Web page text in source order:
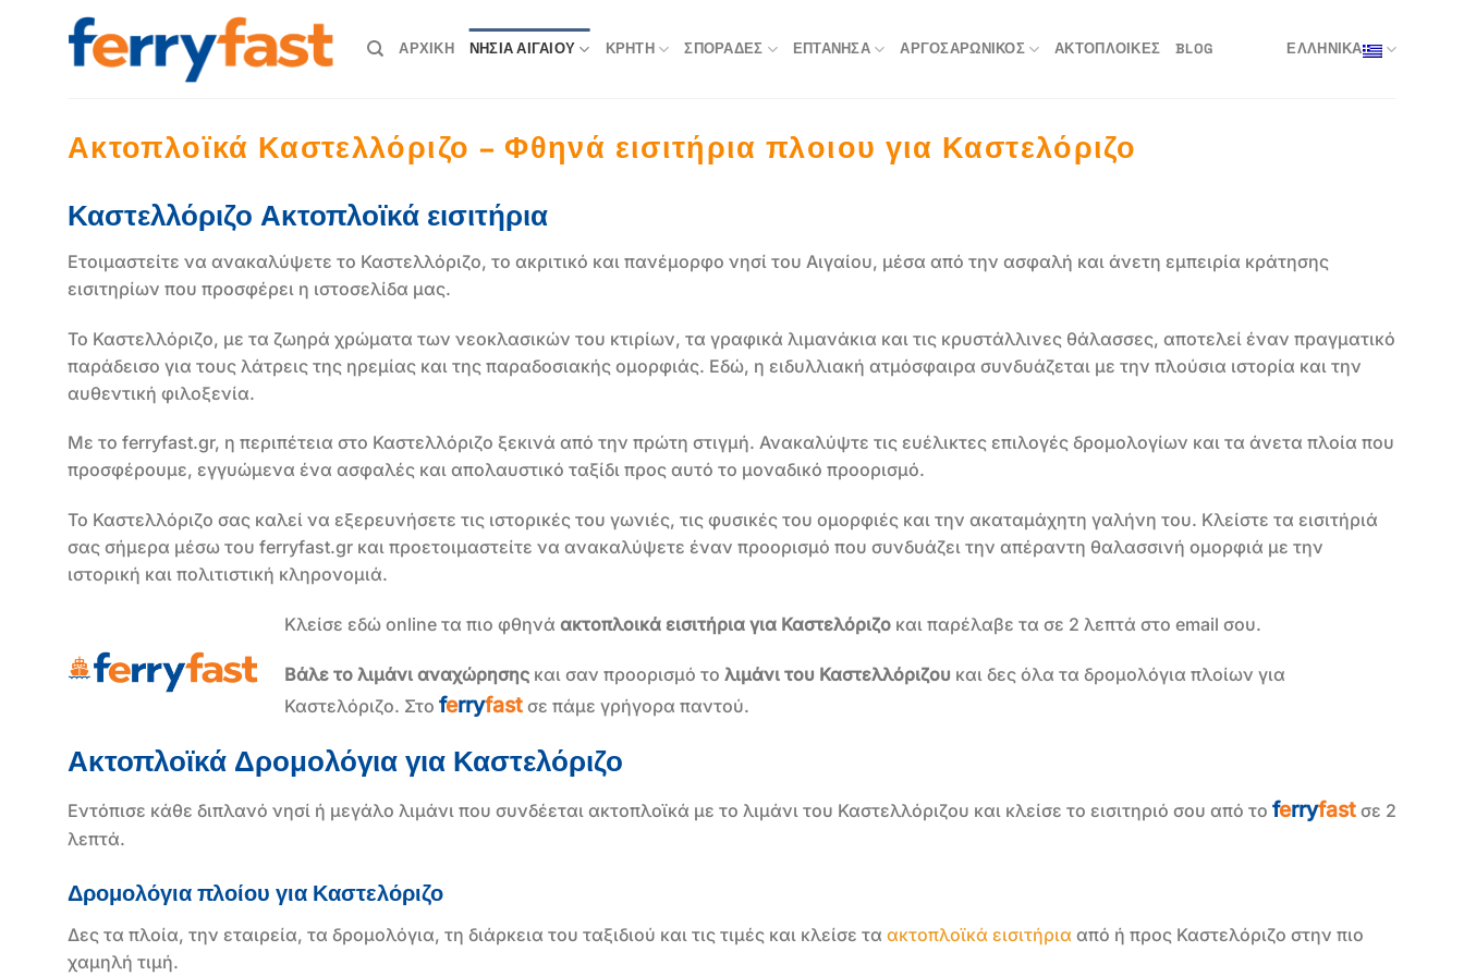
Μετάβαση
περιεχόμενο
ΑΡΧΙΚΗ ΝΗΣΙΆ ΑΙΓΑΊΟΥ ΚΡΉΤΗ ΣΠΟΡΆΔΕΣ ΕΠΤΆΝΗΣΑ ΑΡΓΟΣΑΡΩΝΙΚΌΣ ΑΚΤΟΠΛΟΙΚΈΣ BLOG ΕΛΛΗΝΙΚΑ
Ακτοπλοϊκά Καστελλόριζο – Φθηνά εισιτήρια πλοιου για Καστελόριζο
Καστελλόριζο Ακτοπλοϊκά εισιτήρια
Ετοιμαστείτε να ανακαλύψετε το Καστελλόριζο, το ακριτικό και πανέμορφο νησί του Αιγαίου, μέσα από την ασφαλή και άνετη εμπειρία κράτησης
εισιτηρίων που προσφέρει η ιστοσελίδα μας.
Το Καστελλόριζο, με τα ζωηρά χρώματα των νεοκλασικών του κτιρίων, τα γραφικά λιμανάκια και τις κρυστάλλινες θάλασσες, αποτελεί έναν πραγματικό
παράδεισο για τους λάτρεις της ηρεμίας και της παραδοσιακής ομορφιάς. Εδώ, η ειδυλλιακή ατμόσφαιρα συνδυάζεται με την πλούσια ιστορία και την
αυθεντική φιλοξενία.
Με το ferryfast.gr, η περιπέτεια στο Καστελλόριζο ξεκινά από την πρώτη στιγμή. Ανακαλύψτε τις ευέλικτες επιλογές δρομολογίων και τα άνετα πλοία που
προσφέρουμε, εγγυώμενα ένα ασφαλές και απολαυστικό ταξίδι προς αυτό το μοναδικό προορισμό.
Το Καστελλόριζο σας καλεί να εξερευνήσετε τις ιστορικές του γωνιές, τις φυσικές του ομορφιές και την ακαταμάχητη γαλήνη του. Κλείστε τα εισιτήριά
σας σήμερα μέσω του ferryfast.gr και προετοιμαστείτε να ανακαλύψετε έναν προορισμό που συνδυάζει την απέραντη θαλασσινή ομορφιά με την
ιστορική και πολιτιστική κληρονομιά.
Κλείσε εδώ online τα πιο φθηνά ακτοπλοικά εισιτήρια για Καστελόριζο και παρέλαβε τα σε 2 λεπτά στο email σου.
Βάλε το λιμάνι αναχώρησης και σαν προορισμό το λιμάνι του Καστελλόριζου και δες όλα τα δρομολόγια πλοίων για
Καστελόριζο. Στο ferryfast σε πάμε γρήγορα παντού.
Ακτοπλοϊκά Δρομολόγια για Καστελόριζο
Εντόπισε κάθε διπλανό νησί ή μεγάλο λιμάνι που συνδέεται ακτοπλοϊκά με το λιμάνι του Καστελλόριζου και κλείσε το εισιτηριό σου από το ferryfast σε 2
λεπτά.
Δρομολόγια πλοίου για Καστελόριζο
Δες τα πλοία, την εταιρεία, τα δρομολόγια, τη διάρκεια του ταξιδιού και τις τιμές και κλείσε τα ακτοπλοϊκά εισιτήρια από ή προς Καστελόριζο στην πιο
χαμηλή τιμή.